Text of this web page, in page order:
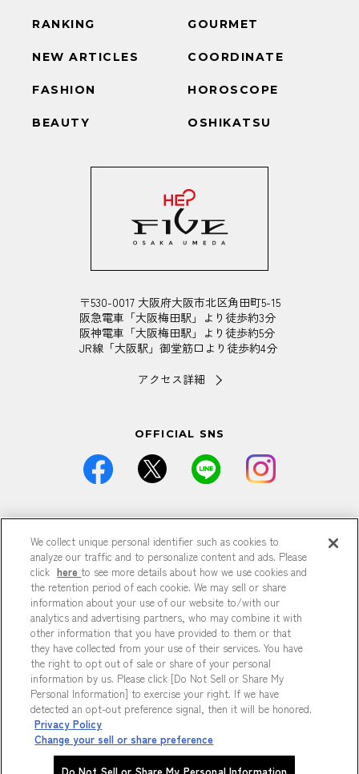
RANKING
NEW ARTICLES
FASHION
BEAUTY
GOURMET
COORDINATE
HOROSCOPE
OSHIKATSU
〒530-0017 大阪府大阪市北区角田町5-15
阪急電車「大阪梅田駅」より徒歩約3分
阪神電車「大阪梅田駅」より徒歩約5分
JR線「大阪駅」御堂筋口より徒歩約4分
アクセス詳細
OFFICIAL SNS
掲載している情報は予告なく仕様・デザイン・価格等が変更と
なる場合がございます。
掲載している情報は各記事が公開された時点のもので、現在と
異なる可能性がございます。
掲載商品は数に限りがございますので、品切れの際はご容赦く
ださい。
商品の詳細は各店までお問い合わせください。
特に記載がない場合、すべて参考商品です。
掲載の記事、写真、イラストなどの無断転載は固くお断りいた
します。
プライバシーポリシー
Do Not Sell or Share My Personal Information
Copyright © HEP FIVE. All Rights Reserved.
We collect unique personal identifier such as cookies to
analyze our traffic and to personalize content and ads. Please
click hereto see more details about how we use cookies and
the retention period of each cookie. We may sell or share
information about your use of our website to/with our
analytics and advertising partners, who may combine it with
other information that you have provided to them or that
they have collected from your use of their services. You have
the right to opt out of sale or share of your personal
information by us. Please click [Do Not Sell or Share My
Personal Information] to exercise your right. If we have
detected an opt-out preference signal, then it will be honored.
Privacy Policy
Change your sell or share preference